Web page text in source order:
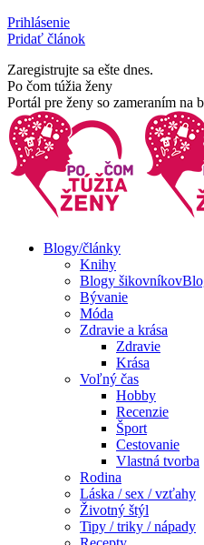
Skip
to
Prihlásenie
Pridať článok
Zaregistrujte sa ešte dnes.
Facebook
page
opens
in
new
window
Rss
page
opens
in
new
window
Po čom túžia ženy
Portál pre ženy so zameraním na
Blogy/články
Knihy
Blogy šikovníkov
Bývanie
Móda
Zdravie a krása
Zdravie
Krása
Voľný čas
Hobby
Recenzie
Šport
Cestovanie
Vlastná tvorba
Rodina
Láska / sex / vzťahy
Životný štýl
Tipy / triky / nápady